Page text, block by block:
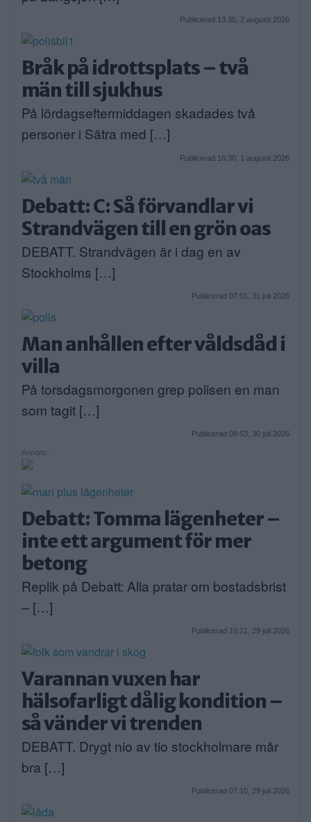
Publicerad 13:35, 2 augusti 2026
Bråk på idrottsplats – två
män till sjukhus
På lördagseftermiddagen skadades två
personer i Sätra med […]
Publicerad 16:30, 1 augusti 2026
Debatt: C: Så förvandlar vi
Strandvägen till en grön oas
DEBATT. Strandvägen är i dag en av
Stockholms […]
Publicerad 07:01, 31 juli 2026
Man anhållen efter våldsdåd i
villa
På torsdagsmorgonen grep polisen en man
som tagit […]
Publicerad 09:53, 30 juli 2026
Annons:
Debatt: Tomma lägenheter –
inte ett argument för mer
betong
Replik på Debatt: Alla pratar om bostadsbrist
– […]
Publicerad 10:21, 29 juli 2026
Varannan vuxen har
hälsofarligt dålig kondition –
så vänder vi trenden
DEBATT. Drygt nio av tio stockholmare mår
bra […]
Publicerad 07:10, 29 juli 2026